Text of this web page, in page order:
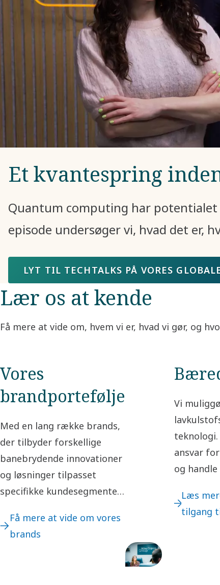
Et kvantespring
Quantum computing har potentialet
episode undersøger vi, hvad det er,
LYT TIL TECHTALKS PÅ VORES
Lær os at kende
Få mere at vide om, hvem vi er, hvad vi gør, og
Vores
brandportefølje
Med en lang række brands,
der tilbyder forskellige
banebrydende innovationer
og løsninger tilpasset
specifikke kundesegmenter,
vores kunder.
Få mere at vide om vores
brands
Vi
ansvar
og
skaber vi
Læs
tilgang